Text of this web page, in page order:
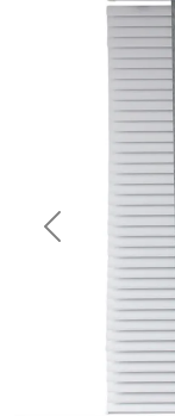
Previous